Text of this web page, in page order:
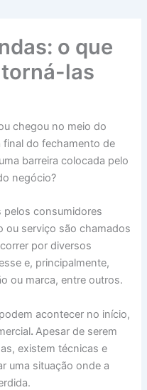
o que
las
chegou no meio do
final do fechamento de
barreira colocada pelo
negócio?
pelos consumidores
ou serviço são chamados
por diversos
e, principalmente,
ou marca, entre outros.
acontecer no início,
. Apesar de serem
existem técnicas e
uma situação onde a